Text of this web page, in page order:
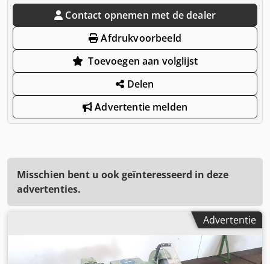
Contact opnemen met de dealer
Afdrukvoorbeeld
Toevoegen aan volglijst
Delen
Advertentie melden
Misschien bent u ook geïnteresseerd in deze
advertenties.
Advertentie